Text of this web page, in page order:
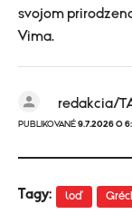
svojom
Vima.
redakcia/
PUBLIKOVANÉ 9.7.2026 O
Tagy: loď